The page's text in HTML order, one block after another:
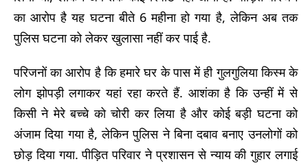
का आरोप है यह घटना बीते 6 महीना हो गया है, लेकिन अब तक
पुलिस घटना को लेकर खुलासा नहीं कर पाई है.
परिजनों का आरोप है कि हमारे घर के पास में ही गुलगुलिया किस्म के
लोग झोपड़ी लगाकर यहां रहा करते हैं. आशंका है कि उन्हीं में से
किसी ने मेरे बच्चे को चोरी कर लिया है और कोई बड़ी घटना को
अंजाम दिया गया है, लेकिन पुलिस ने बिना दबाव बनाए उनलोगों को
छोड़ दिया गया. पीड़ित परिवार ने प्रशासन से न्याय की गुहार लगाई